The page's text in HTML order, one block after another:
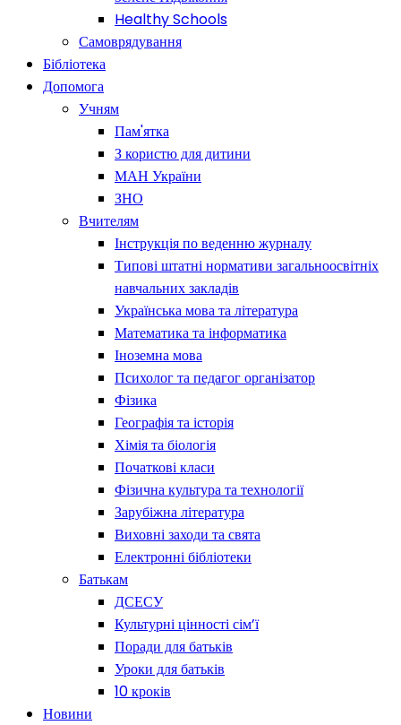
Healthy Schools
Самоврядування
Бібліотека
Допомога
Учням
Пам'ятка
З користю для дитини
МАН України
ЗНО
Вчителям
Інструкція по веденню журналу
Типові штатні нормативи загальноосвітніх
навчальних закладів
Українська мова та література
Математика та інформатика
Іноземна мова
Психолог та педагог організатор
Фізика
Географія та історія
Хімія та біологія
Початкові класи
Фізична культура та технології
Зарубіжна література
Виховні заходи та свята
Електронні бібліотеки
Батькам
ДСЕСУ
Культурні цінності сім’ї
Поради для батьків
Уроки для батьків
10 кроків
Новини